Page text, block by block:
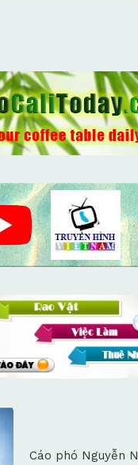
Cáo phó Nguyễn